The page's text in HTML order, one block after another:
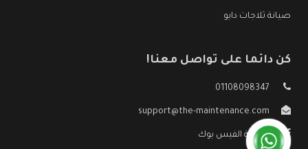
صيانة ثلاجات دايو
كن دائما على تواصل معنا!
01108098347
support@the-maintenance.com
صفحة الفيس بوك